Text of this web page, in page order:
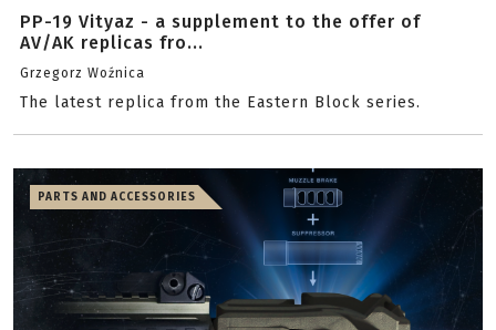
PP-19 Vityaz - a supplement to the offer of
AV/AK replicas fro...
Grzegorz Woźnica
The latest replica from the Eastern Block series.
PARTS AND ACCESSORIES